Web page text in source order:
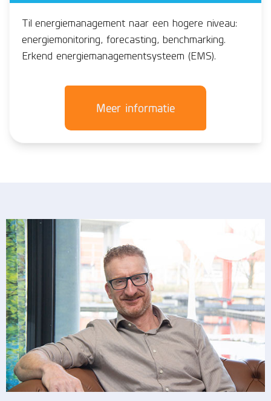
Til energiemanagement naar een hogere niveau:
energiemonitoring, forecasting, benchmarking.
Erkend energiemanagementsysteem (EMS).
Meer informatie